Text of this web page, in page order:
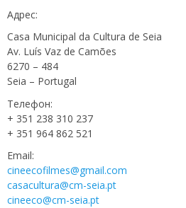
Адрес:
Casa Municipal da Cultura de Seia
Av. Luís Vaz de Camões
6270 – 484
Seia – Portugal
Телефон:
+ 351 238 310 237
+ 351 964 862 521
Email:
cineecofilmes@gmail.com
casacultura@cm-seia.pt
cineeco@cm-seia.pt